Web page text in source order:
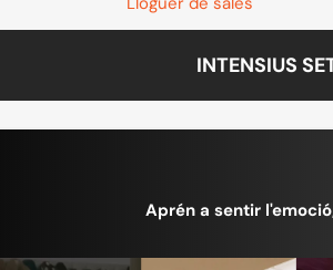
INTENSIUS
Aprén a sentir